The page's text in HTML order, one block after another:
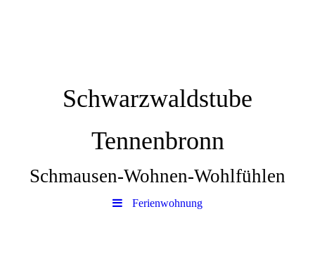
Schwarzwaldstube
Tennenbronn
Schmausen-Wohnen-Wohlfühlen
Ferienwohnung